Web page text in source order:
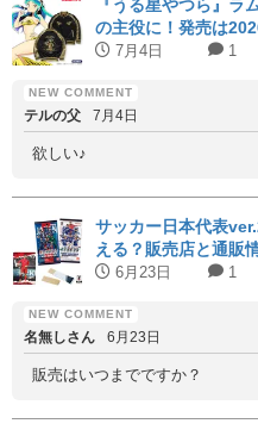
『うる星やつら』ラ
の主役に！発売は
7月4日 1
テルの父 7月4日
欲しい♪
サッカー日本代表
える？販売店と通販
6月23日 1
名無しさん 6月23日
販売はいつまでですか？